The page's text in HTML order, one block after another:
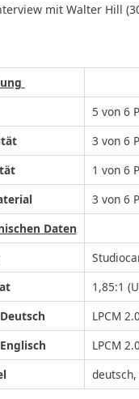
mit Walter Hill
5 von 6
3 von 6
1 von 6
3 von 6
Daten
1,85:1
LPCM
LPCM